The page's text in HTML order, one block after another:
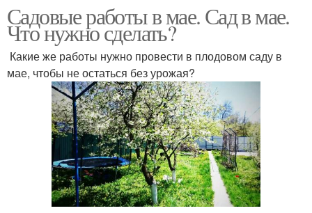
Садовые работы в мае. Сад в мае.
Что нужно сделать?
Какие же работы нужно провести в плодовом саду в
мае, чтобы не остаться без урожая?